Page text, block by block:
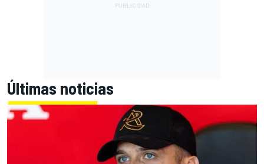
Últimas noticias